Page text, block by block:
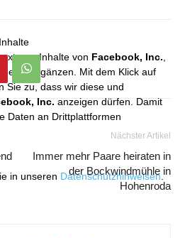
Inhalte von Facebook, Inc.
ergänzen. Mit dem Klick auf
Sie zu, dass wir diese und
Inc. anzeigen dürfen. Damit
Daten an Drittplattformen
in unseren Datenschutzhinweisen
Nächster Artikel
Immer mehr Paare heiraten in
der Bockwindmühle in
Hohenroda